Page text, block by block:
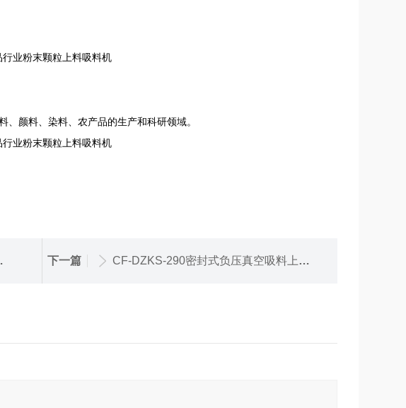
颜料、染料、农产品的生产和科研领域。
下一篇 CF-DZKS-290密封式负压真空吸料上料机